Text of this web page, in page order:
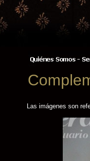
Las imágenes son